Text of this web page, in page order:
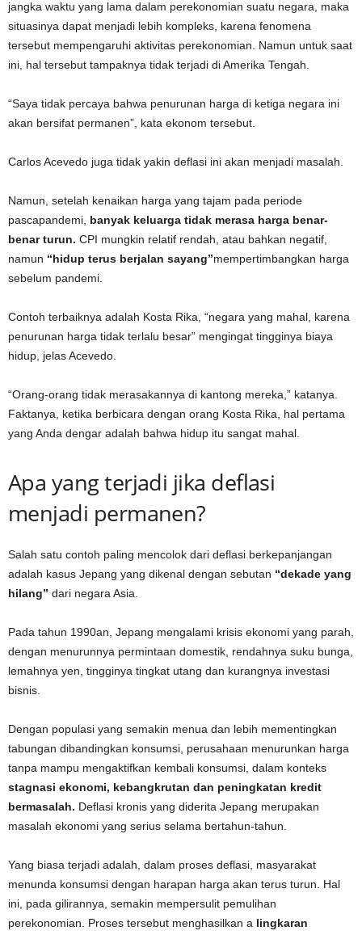
jangka waktu yang lama dalam perekonomian suatu negara, maka
situasinya dapat menjadi lebih kompleks, karena fenomena
tersebut mempengaruhi aktivitas perekonomian. Namun untuk saat
ini, hal tersebut tampaknya tidak terjadi di Amerika Tengah.
“Saya tidak percaya bahwa penurunan harga di ketiga negara ini
akan bersifat permanen”, kata ekonom tersebut.
Carlos Acevedo juga tidak yakin deflasi ini akan menjadi masalah.
Namun, setelah kenaikan harga yang tajam pada periode
pascapandemi, banyak keluarga tidak merasa harga benar-
benar turun. CPI mungkin relatif rendah, atau bahkan negatif,
namun “hidup terus berjalan sayang”mempertimbangkan harga
sebelum pandemi.
Contoh terbaiknya adalah Kosta Rika, “negara yang mahal, karena
penurunan harga tidak terlalu besar” mengingat tingginya biaya
hidup, jelas Acevedo.
“Orang-orang tidak merasakannya di kantong mereka,” katanya.
Faktanya, ketika berbicara dengan orang Kosta Rika, hal pertama
yang Anda dengar adalah bahwa hidup itu sangat mahal.
Apa yang terjadi jika deflasi
menjadi permanen?
Salah satu contoh paling mencolok dari deflasi berkepanjangan
adalah kasus Jepang yang dikenal dengan sebutan “dekade yang
hilang” dari negara Asia.
Pada tahun 1990an, Jepang mengalami krisis ekonomi yang parah,
dengan menurunnya permintaan domestik, rendahnya suku bunga,
lemahnya yen, tingginya tingkat utang dan kurangnya investasi
bisnis.
Dengan populasi yang semakin menua dan lebih mementingkan
tabungan dibandingkan konsumsi, perusahaan menurunkan harga
tanpa mampu mengaktifkan kembali konsumsi, dalam konteks
stagnasi ekonomi, kebangkrutan dan peningkatan kredit
bermasalah. Deflasi kronis yang diderita Jepang merupakan
masalah ekonomi yang serius selama bertahun-tahun.
Yang biasa terjadi adalah, dalam proses deflasi, masyarakat
menunda konsumsi dengan harapan harga akan terus turun. Hal
ini, pada gilirannya, semakin mempersulit pemulihan
perekonomian. Proses tersebut menghasilkan a lingkaran